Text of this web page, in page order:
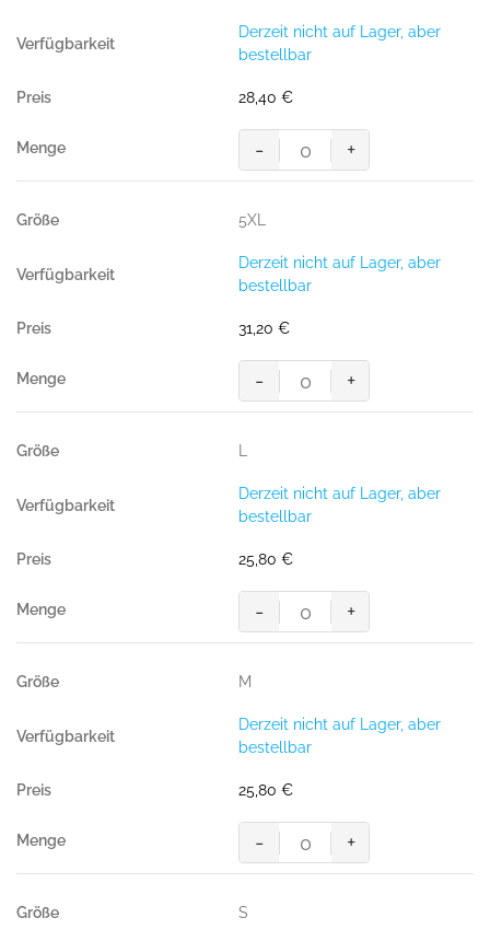
Derzeit nicht auf Lager, aber
bestellbar
28,40 €
Sweatshirt
Premium,
(70%
BW/30%
g/m²)
- +
5XL
Derzeit nicht auf Lager, aber
bestellbar
31,20 €
Sweatshirt
Premium,
(70%
BW/30%
g/m²)
- +
L
Derzeit nicht auf Lager, aber
bestellbar
25,80 €
Sweatshirt
Premium,
(70%
BW/30%
g/m²)
- +
M
Derzeit nicht auf Lager, aber
bestellbar
25,80 €
Sweatshirt
Premium,
(70%
- +
S